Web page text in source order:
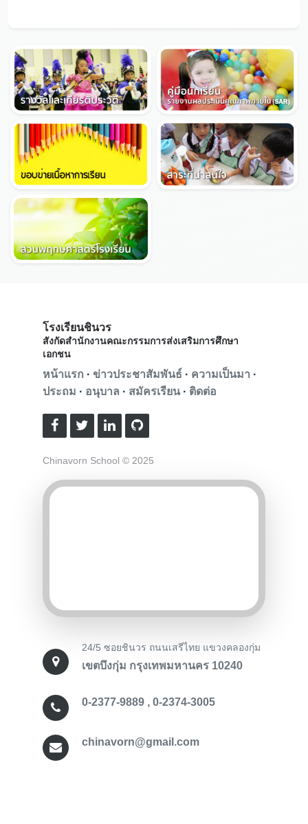
โรงเรียนชินวร
สังกัดสำนักงานคณะกรรมการส่งเสริมการศึกษา
เอกชน
หน้าแรก · ข่าวประชาสัมพันธ์ · ความเป็นมา ·
ประถม · อนุบาล · สมัครเรียน · ติดต่อ
Chinavorn School © 2025
24/5 ซอยชินวร ถนนเสรีไทย แขวงคลองกุ่ม
เขตบึงกุ่ม กรุงเทพมหานคร 10240
0-2377-9889 , 0-2374-3005
chinavorn@gmail.com